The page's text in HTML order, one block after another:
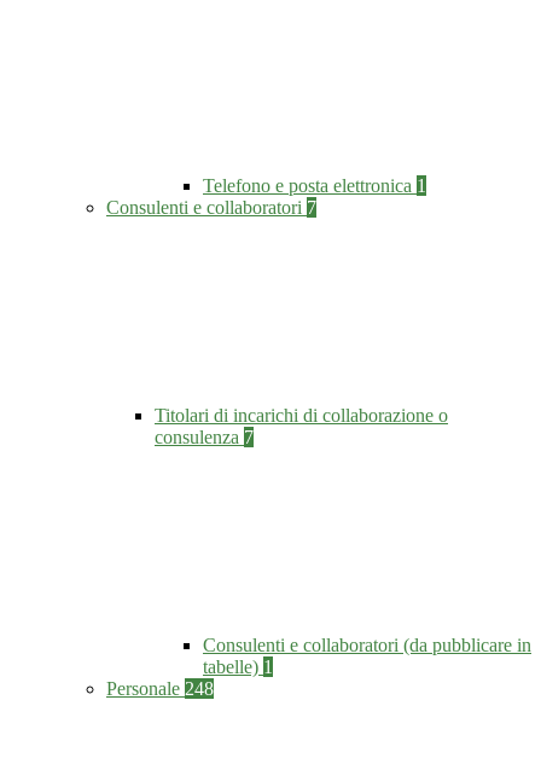
Telefono e posta elettronica 1
Consulenti e collaboratori 7
Titolari di incarichi di collaborazione o
consulenza 7
Consulenti e collaboratori (da pubblicare in
tabelle) 1
Personale 248